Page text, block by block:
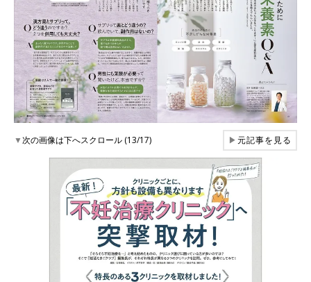
▼次の画像は下へスクロール (13/17) ▶元記事を見る